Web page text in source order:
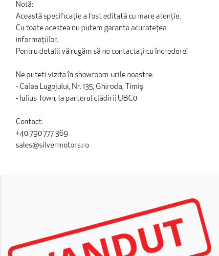
Notă:
Această specificație a fost editată cu mare atenție.
Cu toate acestea nu putem garanta acuratețea
informațiilor.
Pentru detalii vă rugăm să ne contactați cu încredere!
Ne puteti vizita în showroom-urile noastre:
- Calea Lugojului, Nr. 135, Ghiroda, Timiș
- Iulius Town, la parterul clădirii UBC0
Contact:
+40 790 777 369
sales@silvermotors.ro